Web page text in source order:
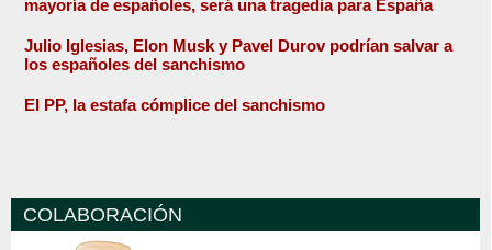
mayoría de españoles, será una tragedia para España
Julio Iglesias, Elon Musk y Pavel Durov podrían salvar a
los españoles del sanchismo
El PP, la estafa cómplice del sanchismo
COLABORACIÓN